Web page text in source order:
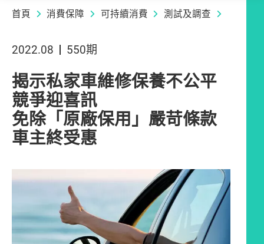
首頁 消費保障 可持續消費 測試及調查
2022.08 550期
揭示私家車維修保養不公平
競爭迎喜訊
免除「原廠保用」嚴苛條款
車主終受惠